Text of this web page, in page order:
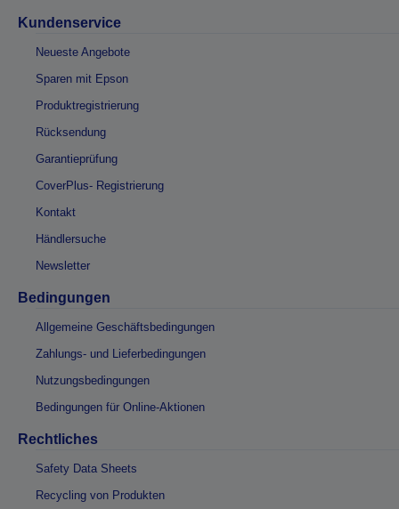
Kundenservice
Neueste Angebote
Sparen mit Epson
Produktregistrierung
Rücksendung
Garantieprüfung
CoverPlus- Registrierung
Kontakt
Händlersuche
Newsletter
Bedingungen
Allgemeine Geschäftsbedingungen
Zahlungs- und Lieferbedingungen
Nutzungsbedingungen
Bedingungen für Online-Aktionen
Rechtliches
Safety Data Sheets
Recycling von Produkten